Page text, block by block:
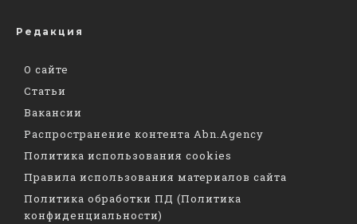
Редакция
О сайте
Статьи
Вакансии
Распространение контента Abn.Agency
Политика использования cookies
Правила использования материалов сайта
Политика обработки ПД (Политика
конфиденциальности)